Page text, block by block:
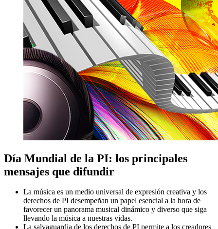
Día Mundial de la PI: los principales
mensajes que difundir
La música es un medio universal de expresión creativa y los
derechos de PI desempeñan un papel esencial a la hora de
favorecer un panorama musical dinámico y diverso que siga
llevando la música a nuestras vidas.
La salvaguardia de los derechos de PI permite a los creadores